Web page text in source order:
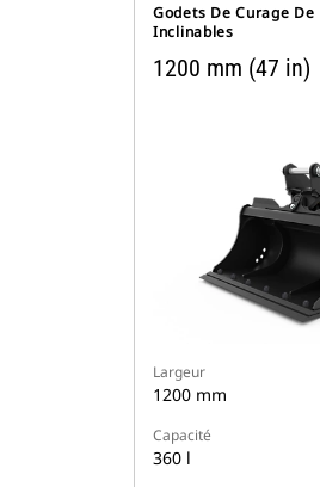
Godets De Curage De
Inclinables
1200 mm (47 in)
Largeur
1200 mm
Capacité
360 l